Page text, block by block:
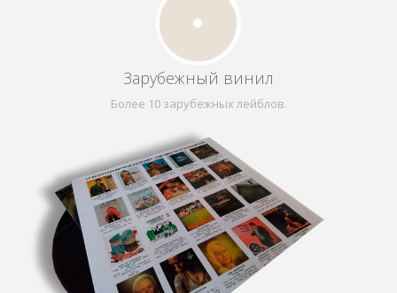
Зарубежный винил
Более 10 зарубежных лейблов.